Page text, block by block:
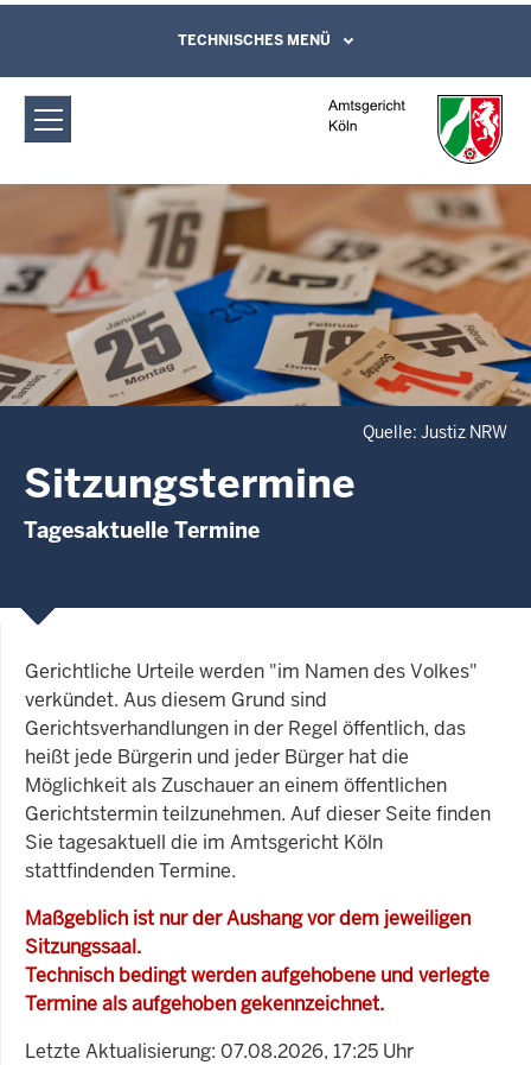
Amtsgericht Köln: Sitzungstermine
Direkt zum Inhalt
Leichte Sprache, Gebärdensprachenvideo
und Kontaktformular
TECHNISCHES MENÜ
Quelle: Justiz NRW
Sitzungstermine
Tagesaktuelle Termine
Gerichtliche Urteile werden "im Namen des Volkes"
verkündet. Aus diesem Grund sind
Gerichtsverhandlungen in der Regel öffentlich, das
heißt jede Bürgerin und jeder Bürger hat die
Möglichkeit als Zuschauer an einem öffentlichen
Gerichtstermin teilzunehmen. Auf dieser Seite finden
Sie tagesaktuell die im Amtsgericht Köln
stattfindenden Termine.
Maßgeblich ist nur der Aushang vor dem jeweiligen
Sitzungssaal.
Technisch bedingt werden aufgehobene und verlegte
Termine als aufgehoben gekennzeichnet.
Letzte Aktualisierung: 07.08.2026, 17:25 Uhr